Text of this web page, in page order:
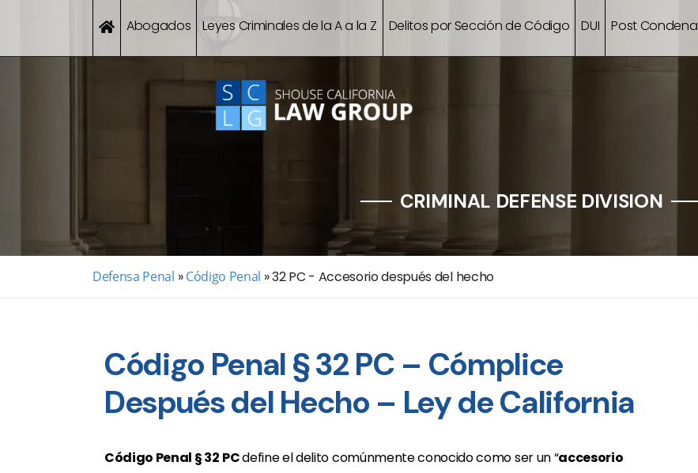
Abogados Leyes Criminales de la A a la Z Delitos por Sección de Código DUI Post Condena
CRIMINAL DEFENSE DIVISION
Defensa Penal » Código Penal »32 PC - Accesorio después del hecho
Código Penal § 32 PC – Cómplice
Después del Hecho – Ley de California
Código Penal § 32 PCdefine el delito comúnmente conocido como ser un “accesorio